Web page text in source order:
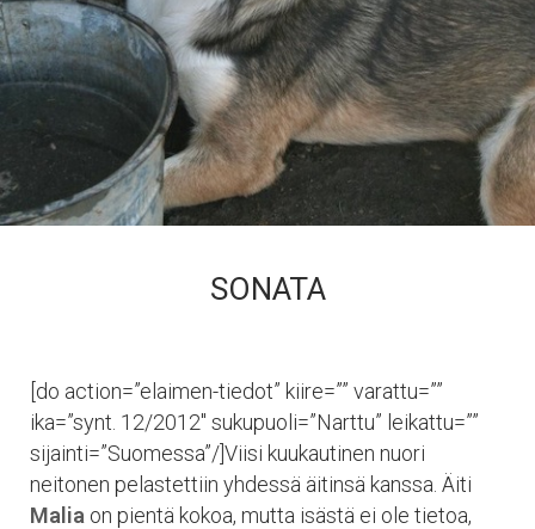
SONATA
[do action=”elaimen-tiedot” kiire=”” varattu=””
ika=”synt. 12/2012″ sukupuoli=”Narttu” leikattu=””
sijainti=”Suomessa”/]Viisi kuukautinen nuori
neitonen pelastettiin yhdessä äitinsä kanssa. Äiti
Malia on pientä kokoa, mutta isästä ei ole tietoa,